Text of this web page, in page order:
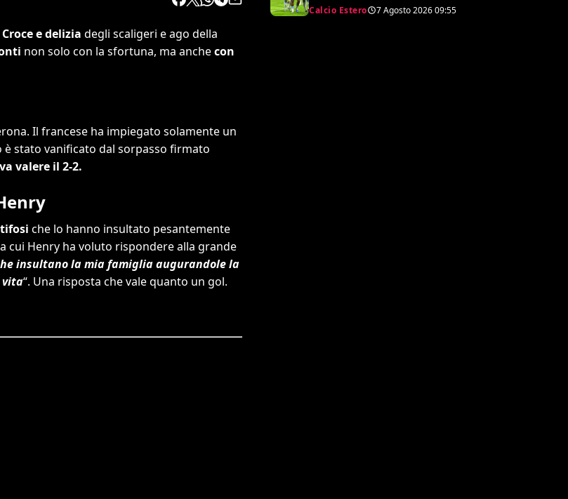
Croce e delizia degli scaligeri e ago della
non solo con la sfortuna, ma anchecon
Il francese ha impiegato solamente un
è stato vanificato dal sorpasso firmato
valere il 2-2.
che lo hanno insultato pesantemente
cui Henry ha voluto rispondere alla grande
insultano la mia famiglia augurandole la
vita“. Una risposta che vale quanto un gol.
Calcio Estero 7 Agosto 202609:55